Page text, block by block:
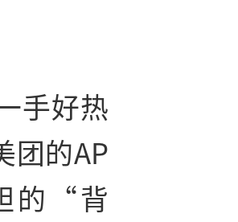
手好热
团的AP
的“背